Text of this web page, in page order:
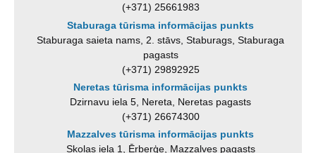
(+371) 25661983
Staburaga tūrisma informācijas punkts
Staburaga saieta nams, 2. stāvs, Staburags, Staburaga
pagasts
(+371) 29892925
Neretas tūrisma informācijas punkts
Dzirnavu iela 5, Nereta, Neretas pagasts
(+371) 26674300
Mazzalves tūrisma informācijas punkts
Skolas iela 1, Ērberģe, Mazzalves pagasts